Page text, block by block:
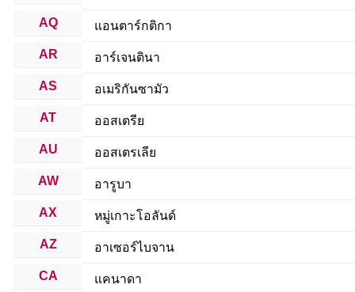
AQ แอนตาร์กติกา
AR อาร์เจนตินา
AS อเมริกันซามัว
AT ออสเตรีย
AU ออสเตรเลีย
AW อารูบา
AX หมู่เกาะโอลันด์
AZ อาเซอร์ไบจาน
CA แคนาดา